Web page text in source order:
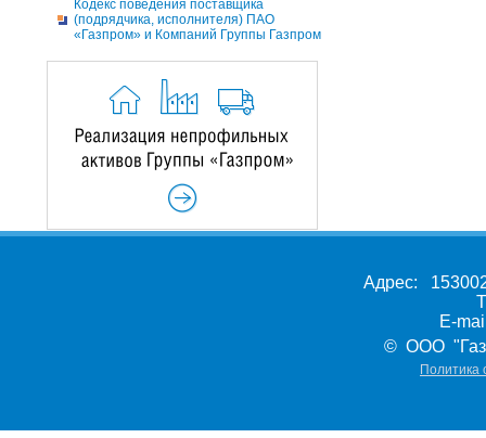
Кодекс поведения поставщика
(подрядчика, исполнителя) ПАО
«Газпром» и Компаний Группы Газпром
Адрес:
E-
© ООО
Политика